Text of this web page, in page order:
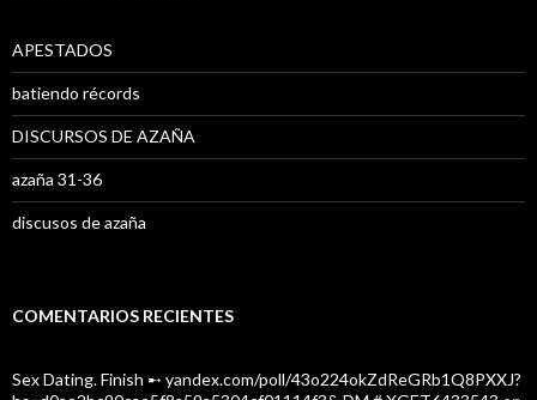
APESTADOS
batiendo récords
DISCURSOS DE AZAÑA
azaña 31-36
discusos de azaña
COMENTARIOS RECIENTES
Sex Dating. Finish ➸ yandex.com/poll/43o224okZdReGRb1Q8PXXJ?